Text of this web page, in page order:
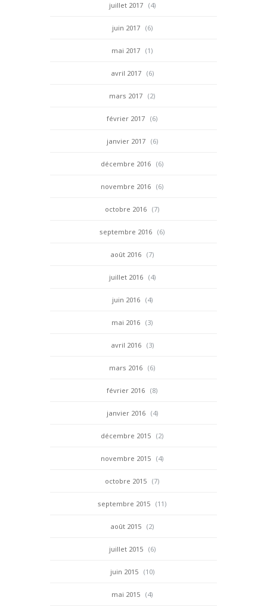
juillet 2017 (4)
juin 2017 (6)
mai 2017 (1)
avril 2017 (6)
mars 2017 (2)
février 2017 (6)
janvier 2017 (6)
décembre 2016 (6)
novembre 2016 (6)
octobre 2016 (7)
septembre 2016 (6)
août 2016 (7)
juillet 2016 (4)
juin 2016 (4)
mai 2016 (3)
avril 2016 (3)
mars 2016 (6)
février 2016 (8)
janvier 2016 (4)
décembre 2015 (2)
novembre 2015 (4)
octobre 2015 (7)
septembre 2015 (11)
août 2015 (2)
juillet 2015 (6)
juin 2015 (10)
mai 2015 (4)